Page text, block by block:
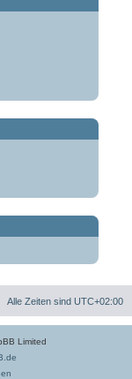
Alle Zeiten sind UTC+02:00
Limited